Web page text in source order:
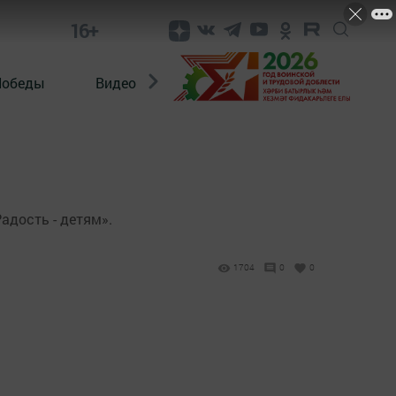
16+
Видео Конкурсы ЭтноДети
- детям».
1704 0 0